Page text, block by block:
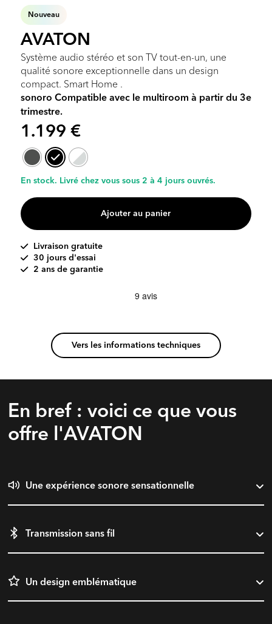
Nouveau
AVATON
Système audio stéréo et son TV tout-en-un, une
qualité sonore exceptionnelle dans un design
compact. Smart Home .
sonoro Compatible avec le multiroom à partir du 3e
trimestre.
1.199 €
En stock. Livré chez vous sous 2 à 4 jours ouvrés.
Ajouter au panier
Livraison gratuite
30 jours d'essai
2 ans de garantie
Vers les informations techniques
En bref : voici ce que vous
offre l'AVATON
Une expérience sonore sensationnelle
Transmission sans fil
Un design emblématique